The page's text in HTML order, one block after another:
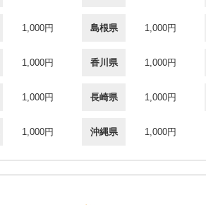
1,000円 島根県 1,000円
1,000円 香川県 1,000円
1,000円 長崎県 1,000円
1,000円 沖縄県 1,000円